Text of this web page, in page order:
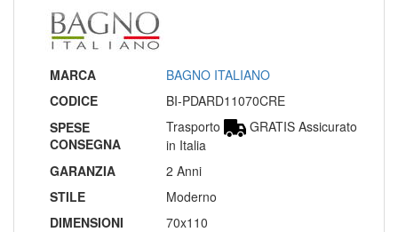
MARCA
BAGNO ITALIANO
CODICE
BI-PDARD11070CRE
SPESE
CONSEGNA
Trasporto
GRATIS Assicurato
in Italia
GARANZIA
2 Anni
STILE
Moderno
DIMENSIONI
70x110